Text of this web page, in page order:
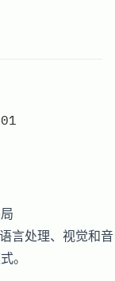
言处理、视觉和音
。